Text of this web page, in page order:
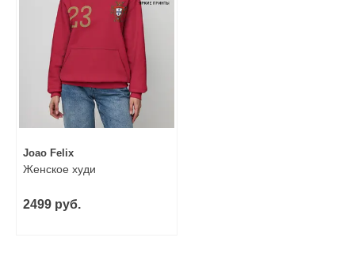
Joao Felix
Женское худи
2499 руб.